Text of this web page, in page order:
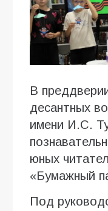
В
десантных
имени И.С.
юных
«Бумажный
Под